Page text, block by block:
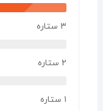
۳ ستاره
۲ ستاره
۱ ستاره